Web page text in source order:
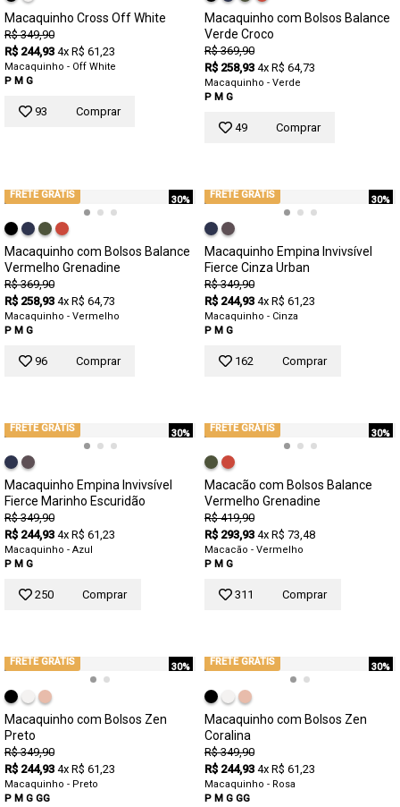
Macaquinho Cross Off White
R$ 349,90
R$ 244,93 4x R$ 61,23
Macaquinho - Off White
P M G
93 Comprar
Macaquinho com Bolsos Balance
Verde Croco
R$ 369,90
R$ 258,93 4x R$ 64,73
Macaquinho - Verde
P M G
49 Comprar
30%
FRETE GRÁTIS
Macaquinho com Bolsos Balance
Vermelho Grenadine
R$ 369,90
R$ 258,93 4x R$ 64,73
Macaquinho - Vermelho
P M G
96 Comprar
30%
FRETE GRÁTIS
Macaquinho Empina Invivsível
Fierce Cinza Urban
R$ 349,90
R$ 244,93 4x R$ 61,23
Macaquinho - Cinza
P M G
162 Comprar
30%
FRETE GRÁTIS
Macaquinho Empina Invivsível
Fierce Marinho Escuridão
R$ 349,90
R$ 244,93 4x R$ 61,23
Macaquinho - Azul
P M G
250 Comprar
30%
FRETE GRÁTIS
Macacão com Bolsos Balance
Vermelho Grenadine
R$ 419,90
R$ 293,93 4x R$ 73,48
Macacão - Vermelho
P M G
311 Comprar
30%
FRETE GRÁTIS
Macaquinho com Bolsos Zen
Preto
R$ 349,90
R$ 244,93 4x R$ 61,23
Macaquinho - Preto
P M G GG
30%
FRETE GRÁTIS
Macaquinho com Bolsos Zen
Coralina
R$ 349,90
R$ 244,93 4x R$ 61,23
Macaquinho - Rosa
P M G GG